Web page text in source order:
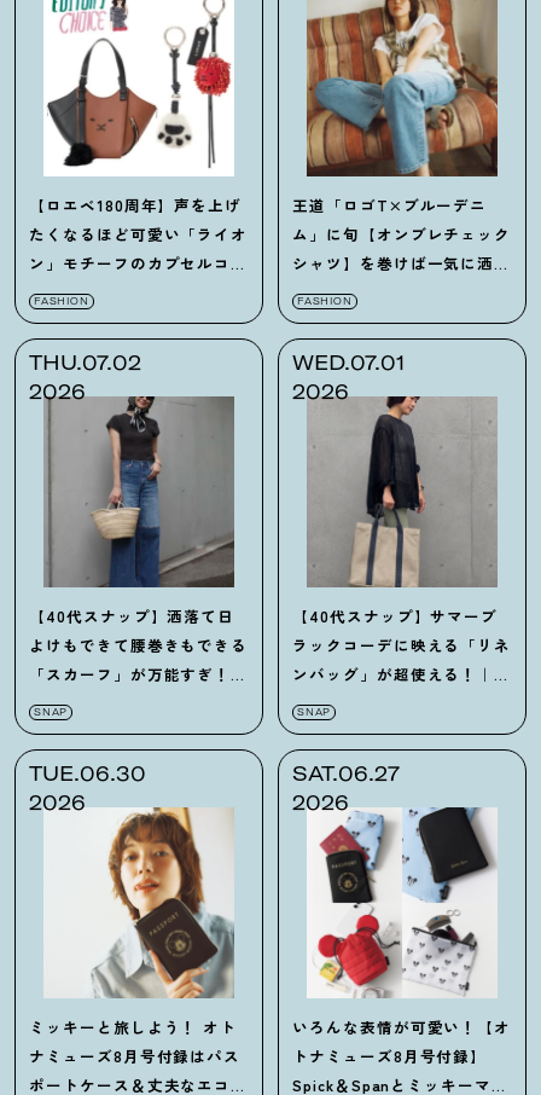
【ロエベ180周年】声を上げ
たくなるほど可愛い「ライオ
ン」モチーフのカプセルコレ
クションが登場
FASHION
王道「ロゴT×ブルーデニ
ム」に旬【オンブレチェック
シャツ】を巻けば一気に洒落
ます！
FASHION
THU.07.02
2026
【40代スナップ】洒落て日
よけもできて腰巻きもできる
「スカーフ」が万能すぎ ！ ｜
合田真由さん
SNAP
WED.07.01
2026
【40代スナップ】サマーブ
ラックコーデに映える「リネ
ンバッグ」が超使える ！
｜青
木広子さん
SNAP
TUE.06.30
2026
ミッキーと旅しよう！ オト
ナミューズ8月号付録はパス
ポートケース＆丈夫なエコ
SAT.06.27
2026
いろんな表情が可愛い！【オ
トナミューズ8月号付録】
Spick＆Spanとミッキーマウ